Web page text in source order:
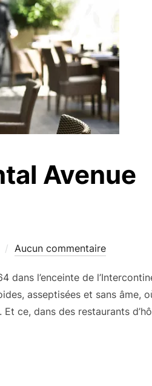
Avenue
Aucun commentaire
dans l’enceinte de
asseptisées et sans âme,
ce, dans des restaurants
L’INTERCONTINENTAL AVENUE